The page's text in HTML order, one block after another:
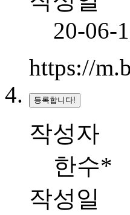
20-06-
https://
등록합니다!
작성자
한수*
작성일